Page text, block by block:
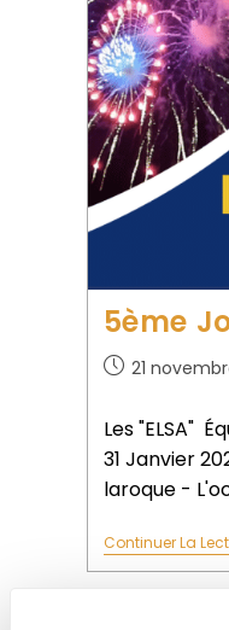
5ème
21
Les "ELSA"
31 Janvier
laroque -
Continuer La